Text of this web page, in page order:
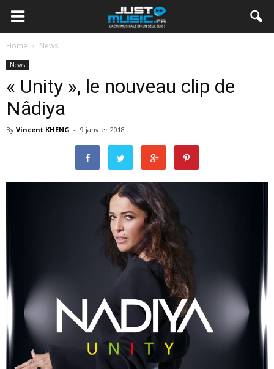
Home News
News
« Unity », le nouveau clip de
Nâdiya
By Vincent KHENG - 9 janvier 2018